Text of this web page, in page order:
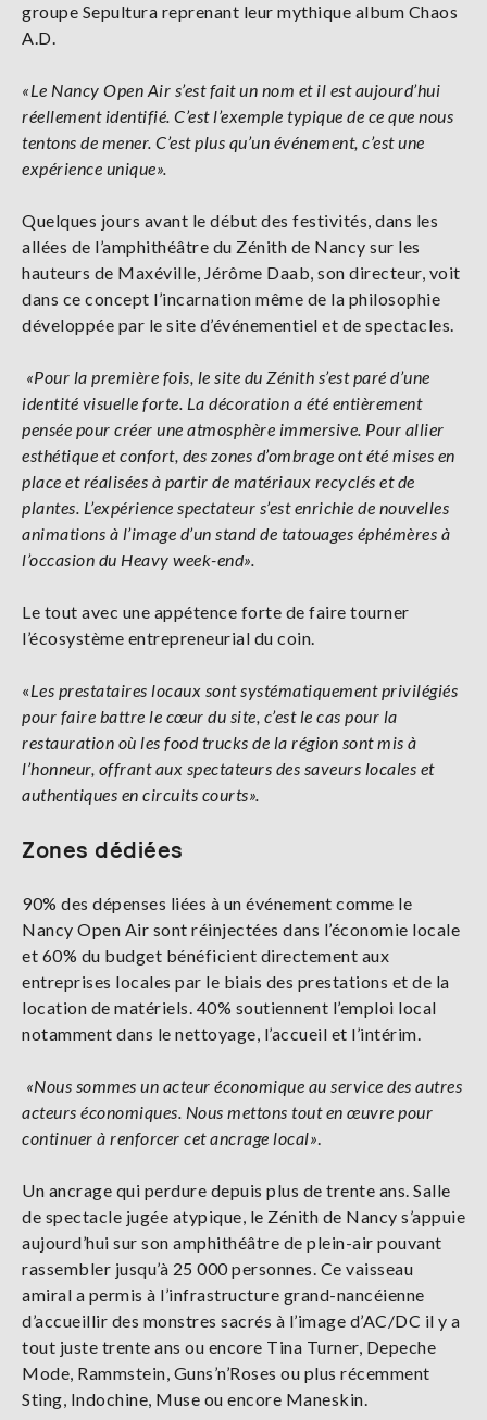
groupe Sepultura reprenant leur mythique album Chaos
A.D.
«Le Nancy Open Air s’est fait un nom et il est aujourd’hui
réellement identifié. C’est l’exemple typique de ce que nous
tentons de mener. C’est plus qu’un événement, c’est une
expérience unique».
Quelques jours avant le début des festivités, dans les
allées de l’amphithéâtre du Zénith de Nancy sur les
hauteurs de Maxéville, Jérôme Daab, son directeur, voit
dans ce concept l’incarnation même de la philosophie
développée par le site d’événementiel et de spectacles.
«Pour la première fois, le site du Zénith s’est paré d’une
identité visuelle forte. La décoration a été entièrement
pensée pour créer une atmosphère immersive. Pour allier
esthétique et confort, des zones d’ombrage ont été mises en
place et réalisées à partir de matériaux recyclés et de
plantes. L’expérience spectateur s’est enrichie de nouvelles
animations à l’image d’un stand de tatouages éphémères à
l’occasion du Heavy week-end».
Le tout avec une appétence forte de faire tourner
l’écosystème entrepreneurial du coin.
«Les prestataires locaux sont systématiquement privilégiés
pour faire battre le cœur du site, c’est le cas pour la
restauration où les food trucks de la région sont mis à
l’honneur, offrant aux spectateurs des saveurs locales et
authentiques en circuits courts».
Zones dédiées
90% des dépenses liées à un événement comme le
Nancy Open Air sont réinjectées dans l’économie locale
et 60% du budget bénéficient directement aux
entreprises locales par le biais des prestations et de la
location de matériels. 40% soutiennent l’emploi local
notamment dans le nettoyage, l’accueil et l’intérim.
«Nous sommes un acteur économique au service des autres
acteurs économiques. Nous mettons tout en œuvre pour
continuer à renforcer cet ancrage local».
Un ancrage qui perdure depuis plus de trente ans. Salle
de spectacle jugée atypique, le Zénith de Nancy s’appuie
aujourd’hui sur son amphithéâtre de plein-air pouvant
rassembler jusqu’à 25 000 personnes. Ce vaisseau
amiral a permis à l’infrastructure grand-nancéienne
d’accueillir des monstres sacrés à l’image d’AC/DC il y a
tout juste trente ans ou encore Tina Turner, Depeche
Mode, Rammstein, Guns’n’Roses ou plus récemment
Sting, Indochine, Muse ou encore Maneskin.